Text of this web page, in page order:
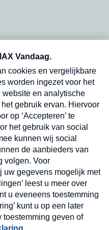
op onze
dinsdagochtend in
Verzend
op onze
in uw